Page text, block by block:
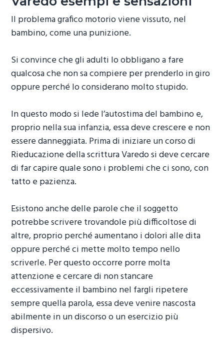
Il problema grafico motorio viene vissuto, nel
bambino, come una punizione.
Si convince che gli adulti lo obbligano a fare
qualcosa che non sa compiere per prenderlo in giro
oppure perché lo considerano molto stupido.
In questo modo si lede l’autostima del bambino e,
proprio nella sua infanzia, essa deve crescere e non
essere danneggiata. Prima di iniziare un corso di
Rieducazione della scrittura Varedosi deve cercare
di far capire quale sono i problemi che ci sono, con
tatto e pazienza.
Esistono anche delle parole che il soggetto
potrebbe scrivere trovandole più difficoltose di
altre, proprio perché aumentano i dolori alle dita
oppure perché ci mette molto tempo nello
scriverle. Per questo occorre porre molta
attenzione e cercare di non stancare
eccessivamente il bambino nel fargli ripetere
sempre quella parola, essa deve venire nascosta
abilmente in un discorso o un esercizio più
dispersivo.